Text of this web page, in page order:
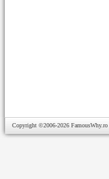
Copyright ©2006-2026 FamousWhy.ro